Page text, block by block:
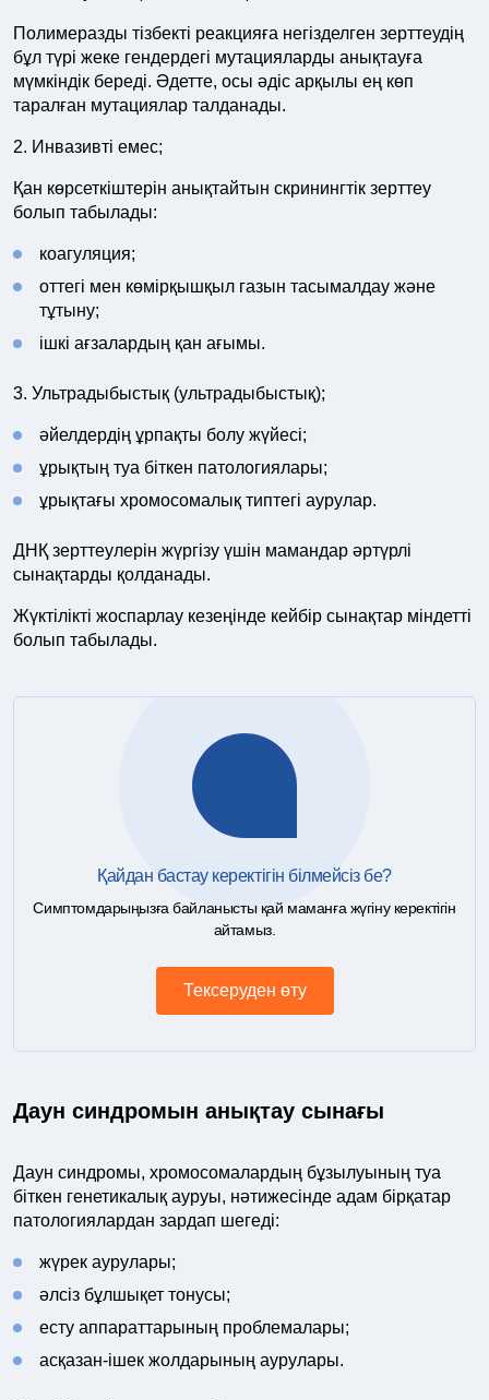
Полимеразды тізбекті реакцияға негізделген зерттеудің
бұл түрі жеке гендердегі мутацияларды анықтауға
мүмкіндік береді. Әдетте, осы әдіс арқылы ең көп
таралған мутациялар талданады.
2. Инвазивті емес;
Қан көрсеткіштерін анықтайтын скринингтік зерттеу
болып табылады:
коагуляция;
оттегі мен көмірқышқыл газын тасымалдау және
тұтыну;
ішкі ағзалардың қан ағымы.
3. Ультрадыбыстық (ультрадыбыстық);
әйелдердің ұрпақты болу жүйесі;
ұрықтың туа біткен патологиялары;
ұрықтағы хромосомалық типтегі аурулар.
ДНҚ зерттеулерін жүргізу үшін мамандар әртүрлі
сынақтарды қолданады.
Жүктілікті жоспарлау кезеңінде кейбір сынақтар міндетті
болып табылады.
Қайдан бастау керектігін білмейсіз бе?
Симптомдарыңызға байланысты қай маманға жүгіну керектігін
айтамыз.
Тексеруден өту
Даун синдромын анықтау сынағы
Даун синдромы, хромосомалардың бұзылуының туа
біткен генетикалық ауруы, нәтижесінде адам бірқатар
патологиялардан зардап шегеді:
жүрек аурулары;
әлсіз бұлшықет тонусы;
есту аппараттарының проблемалары;
асқазан-ішек жолдарының аурулары.